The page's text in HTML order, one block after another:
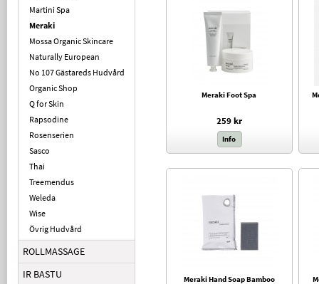
Martini Spa
Meraki
Mossa Organic Skincare
Naturally European
No 107 Gästareds Hudvård
Organic Shop
Q for Skin
Rapsodine
Rosenserien
Sasco
Thai
Treemendus
Weleda
Wise
Övrig Hudvård
ROLLMASSAGE
IR BASTU
Meraki Foot Spa
259 kr
Info
Meraki Hand Soap Bamboo